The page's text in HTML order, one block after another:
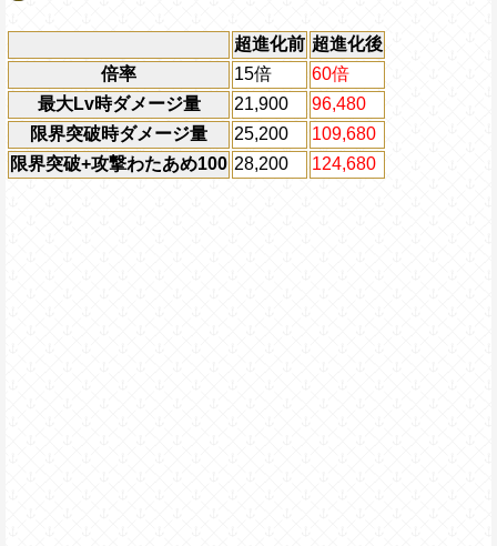
超進化前 超進化後
倍率
15倍
60倍
最大Lv時ダメージ量
21,900
96,480
限界突破時ダメージ量
25,200
109,680
限界突破+攻撃わたあめ100 28,200 124,680